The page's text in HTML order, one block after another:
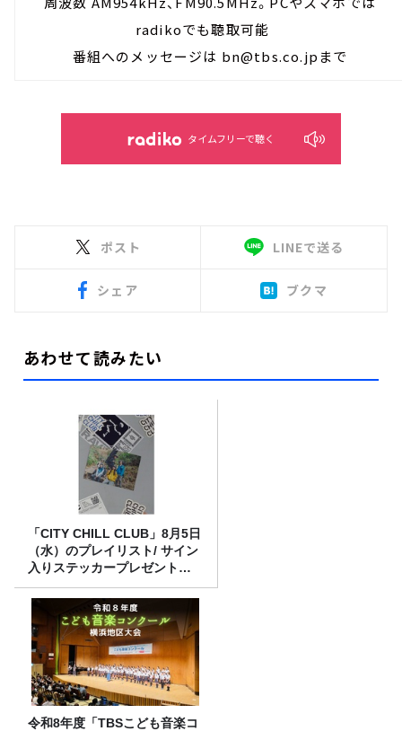
radikoでも聴取可能
番組へのメッセージは bn@tbs.co.jpまで
タイムフリーで聴く
ポスト LINEで送る
シェア ブクマ
あわせて読みたい
「CITY CHILL CLUB」8月5日
（水）のプレイリスト/ サイン
入りステッカープレゼント有
り
令和8年度「TBSこども音楽コ